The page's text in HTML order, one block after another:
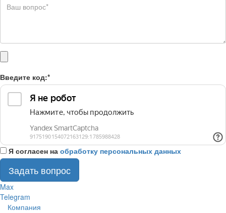
Введите код:*
Я согласен на обработку персональных данных
Задать вопрос
Max
Telegram
Компания